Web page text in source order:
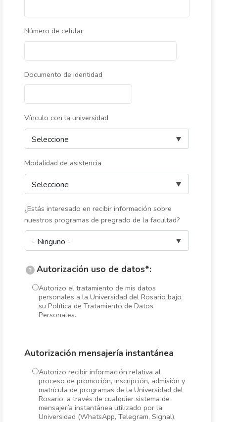
Número de celular
Documento de identidad
Vínculo con la universidad
Modalidad de asistencia
¿Estás interesado en recibir información sobre
nuestros programas de pregrado de la facultad?
? Autorización uso de datos*:
Autorizo el tratamiento de mis datos
personales a la Universidad del Rosario bajo
su Política de Tratamiento de Datos
Personales.
Autorización mensajería instantánea
Autorizo recibir información relativa al
proceso de promoción, inscripción, admisión y
matrícula de programas de la Universidad del
Rosario, a través de cualquier sistema de
mensajería instantánea utilizado por la
Universidad (WhatsApp, Telegram, Signal).